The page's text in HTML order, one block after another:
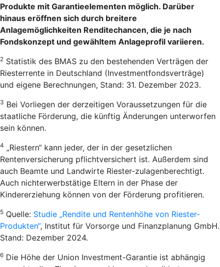
Produkte mit Garantieelementen möglich. Darüber
hinaus eröffnen sich durch breitere
Anlagemöglichkeiten Renditechancen, die je nach
Fondskonzept und gewähltem Anlageprofil variieren.
2 Statistik des BMAS zu den bestehenden Verträgen der
Riesterrente in Deutschland (Investmentfondsverträge)
und eigene Berechnungen, Stand: 31. Dezember 2023.
3 Bei Vorliegen der derzeitigen Voraussetzungen für die
staatliche Förderung, die künftig Änderungen unterworfen
sein können.
4 „Riestern“ kann jeder, der in der gesetzlichen
Rentenversicherung pflichtversichert ist. Außerdem sind
auch Beamte und Landwirte Riester-zulagenberechtigt.
Auch nichterwerbstätige Eltern in der Phase der
Kindererziehung können von der Förderung profitieren.
5 Quelle: Studie „Rendite und Rentenhöhe von Riester-
Produkten“, Institut für Vorsorge und Finanzplanung GmbH.
Stand: Dezember 2024.
6 Die Höhe der Union Investment-Garantie ist abhängig